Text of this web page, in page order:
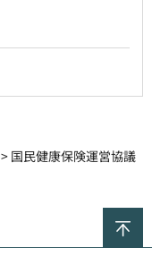
> 国民健康保険運営協議